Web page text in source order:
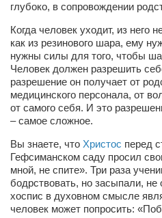
глубоко, в сопровождении
Когда человек уходит, из него
как из резинового шара, ему
нужны силы для того, чтобы
Человек должен разрешить
разрешение он получает от
медицинского персонала, от
от самого себя. И это
– самое сложное.
Вы знаете, что Христос перед
Гефсиманском саду просил
мной, не спите». Три раза
бодрствовать, но засыпали, не
хоспис в духовном смысле
человек может попросить: